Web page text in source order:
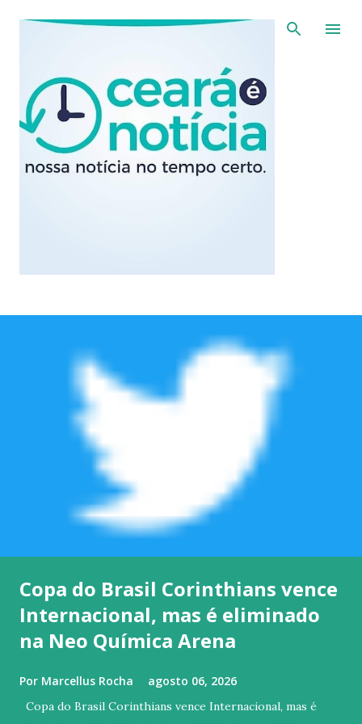
Pular para o conteúdo principal
Copa do Brasil Corinthians vence
Internacional, mas é eliminado
na Neo Química Arena
Por Marcellus Rocha agosto 06, 2026
Copa do Brasil Corinthians vence Internacional, mas é